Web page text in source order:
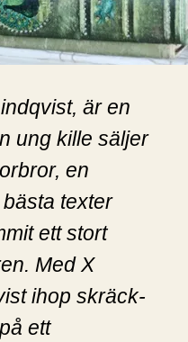
är en
ung kille säljer
en
texter
ett stort
Med X
ihop skräck-
ett